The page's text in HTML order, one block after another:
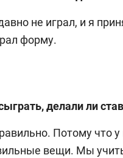
не играл, и я
форму.
делали ли
Потому что
вещи. Мы